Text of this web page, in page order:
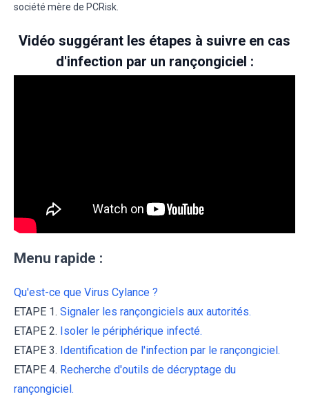
société mère de PCRisk.
Vidéo suggérant les étapes à suivre en cas
d'infection par un rançongiciel :
Menu rapide :
Qu'est-ce que Virus Cylance ?
ETAPE 1. Signaler les rançongiciels aux autorités.
ETAPE 2. Isoler le périphérique infecté.
ETAPE 3. Identification de l'infection par le rançongiciel.
ETAPE 4. Recherche d'outils de décryptage du
rançongiciel.